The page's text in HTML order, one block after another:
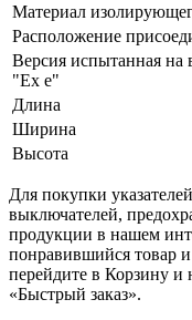
Материал
Расположение
Версия испытанная на
"Ex е"
Длина
Ширина
Высота
Для покупки
выключателей,
продукции в нашем
понравившийся товар и
перейдите в Корзину и
«Быстрый заказ».